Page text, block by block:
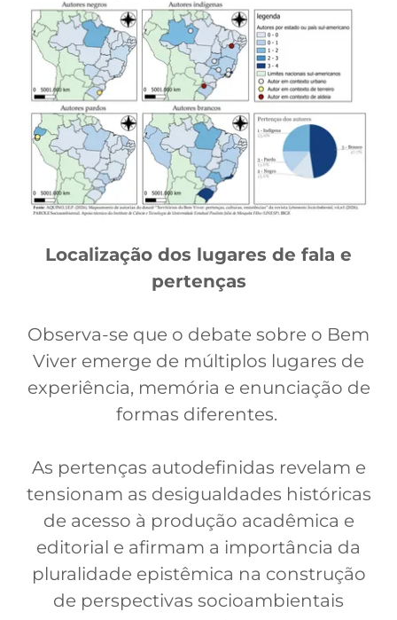
Localização dos lugares de fala e
pertenças
Observa-se que o debate sobre o Bem
Viver emerge de múltiplos lugares de
experiência, memória e enunciação de
formas diferentes.
As pertenças autodefinidas revelam e
tensionam as desigualdades históricas
de acesso à produção acadêmica e
editorial e afirmam a importância da
pluralidade epistêmica na construção
de perspectivas socioambientais